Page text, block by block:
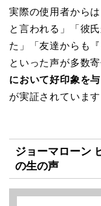
実際の使用者から
と言われる」「彼
た」「友達からも
といった声が多数
において好印象を
が実証されています
ジョーマローン
の生の声